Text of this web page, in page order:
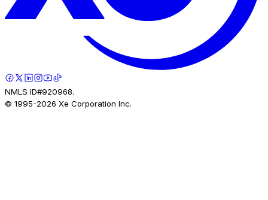
NMLS ID#920968.
© 1995-2026 Xe Corporation Inc.